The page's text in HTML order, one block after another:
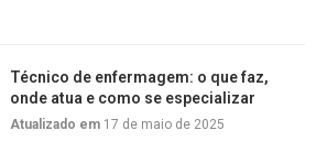
Técnico de enfermagem: o que faz,
onde atua e como se especializar
Atualizado em 17 de maio de 2025